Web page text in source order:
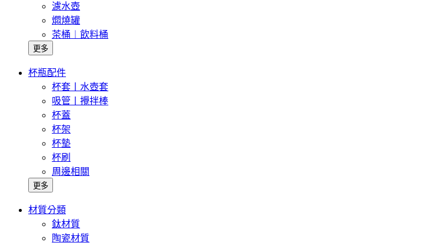
濾水壺
燜燒罐
茶桶︱飲料桶
更多
杯瓶配件
杯套丨水壺套
吸管丨攪拌棒
杯蓋
杯架
杯墊
杯刷
周邊相關
更多
材質分類
鈦材質
陶瓷材質